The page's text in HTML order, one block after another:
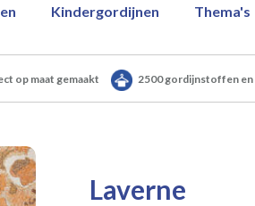
Kindergordijnen Thema's
op maat gemaakt 2500 gordijnstoffen
Laverne